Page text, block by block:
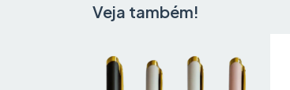
Veja também!